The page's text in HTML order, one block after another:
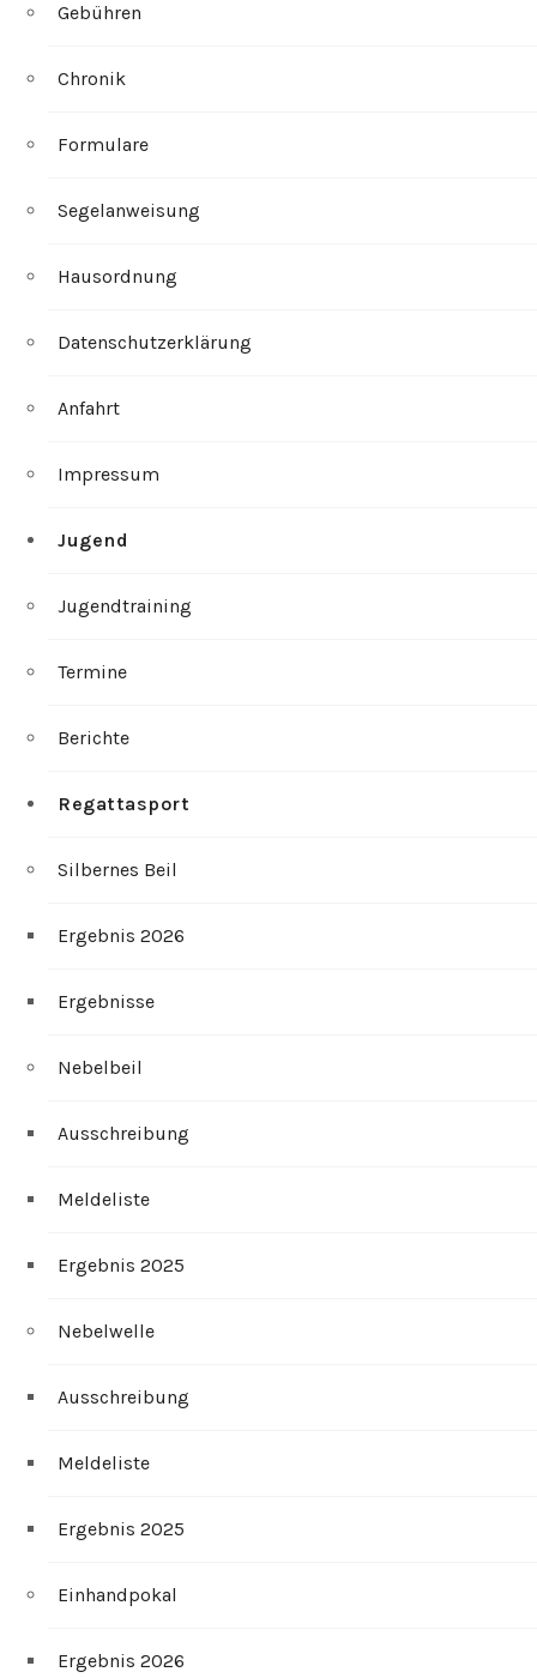
Gebühren
Chronik
Formulare
Segelanweisung
Hausordnung
Datenschutzerklärung
Anfahrt
Impressum
Jugend
Jugendtraining
Termine
Berichte
Regattasport
Silbernes Beil
Ergebnis 2026
Ergebnisse
Nebelbeil
Ausschreibung
Meldeliste
Ergebnis 2025
Nebelwelle
Ausschreibung
Meldeliste
Ergebnis 2025
Einhandpokal
Ergebnis 2026